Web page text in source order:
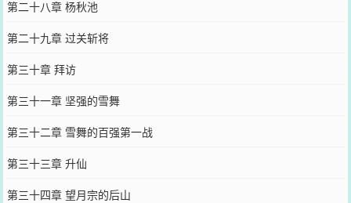
第二十八章 杨秋池
第二十九章 过关斩将
第三十章 拜访
第三十一章 坚强的雪舞
第三十二章 雪舞的百强第一战
第三十三章 升仙
第三十四章 望月宗的后山